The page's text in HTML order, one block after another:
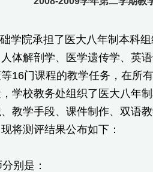
学院承担了医大八年制本科
体解剖学、医学遗传学、英
16门课程的教学任务，在所
学校教务处组织了医大八年
教学手段、课件制作、双语
将测评结果公布如下：
别是：